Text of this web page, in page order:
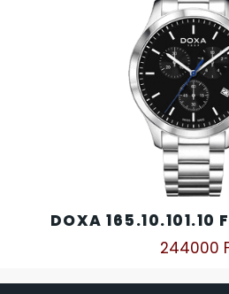
DOXA 165.10.101.10
244000